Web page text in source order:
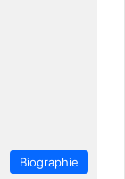
Biographie